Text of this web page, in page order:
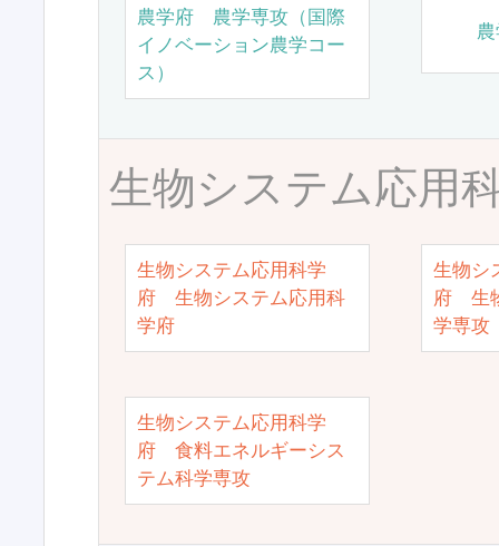
農学府 農学専攻（国際
イノベーション農学コー
ス）
生物システム応用
生物システム応用科学
府 生物システム応用科
学府
生物シ
府 生
学専攻
生物システム応用科学
府 食料エネルギーシス
テム科学専攻